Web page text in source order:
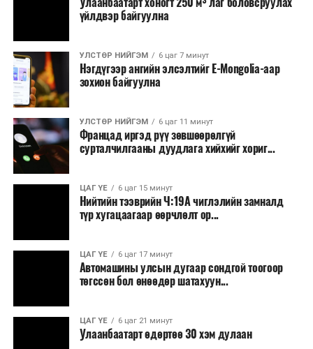
Батлан хамгаалах, хууль зүйн салбараас бусад
Хуулиар заавал мэдээлэхээс бусад кино,
контент, хэвлэлийн зардал;
Заавал олгохоос бусад тэтгэмж, урамшуулал.
Санхүүгийн хэмнэлтийн горимыг 2026 оны
арванхоёрдугаар сарын 31 хүртэл мөрдөнө. Харин
эрүүл мэндийн салбар уг хэмнэлтийн горимд
хамрагдахгүй бөгөөд цэцэрлэг, сургуулийн хүүхдийн
эрт илрүүлэг, вакцинжуулалт, томуу, томуу төст
өвчний эсрэг арга хэмжээ зэрэг зайлшгүй
үргэлжилнэ гэж Ерөнхий сайд Н.Учрал онцоллоо.
Мөн бүх шатны төсвийн ерөнхийлөн захирагч нарт
салбар бүрдээ урсгал зардлыг 20 хувиар бууруулах,
нөхөн томилгоо хийхгүй байх, аялал, амралт, зугаалга,
хамт олны урлаг, спортын арга хэмжээг зохион
байгуулахгүй байх, төрийн албанд шинэ орон тоо бий
үйлдвэр байгуулна
УЛСТӨР НИЙГЭМ 6 цаг 7 минут
Нэгдүгээр ангийн элсэлтийг E-Mongolia-аар
зохион байгуулна
УЛСТӨР НИЙГЭМ 6 цаг 11 минут
Францад иргэд рүү зөвшөөрөлгүй
сурталчилгааны дуудлага хийхийг хориг...
ЦАГ ҮЕ 6 цаг 15 минут
Нийтийн тээврийн Ч:19А чиглэлийн замналд
түр хугацаагаар өөрчлөлт ор...
ЦАГ ҮЕ 6 цаг 17 минут
Автомашины улсын дугаар сондгой тоогоор
төгссөн бол өнөөдөр шатахуун...
ЦАГ ҮЕ 6 цаг 21 минут
Улаанбаатарт өдөртөө 30 хэм дулаан